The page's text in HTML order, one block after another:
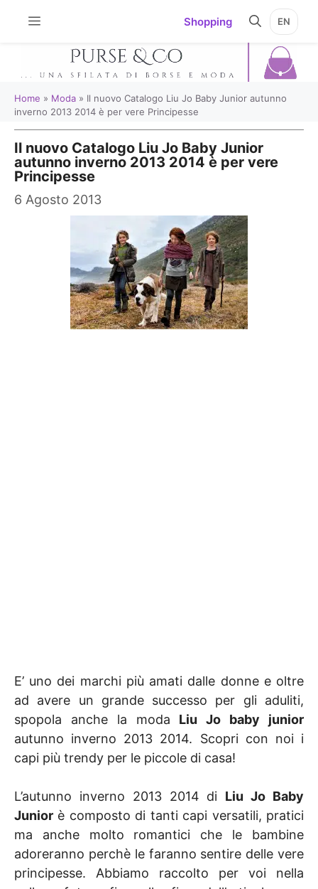
Shopping EN
Home » Moda » Il nuovo Catalogo Liu Jo Baby Junior autunno
inverno 2013 2014 è per vere Principesse
Il nuovo Catalogo Liu Jo Baby Junior
autunno inverno 2013 2014 è per vere
Principesse
6 Agosto 2013
E’ uno dei marchi più amati dalle donne e oltre
ad avere un grande successo per gli aduliti,
spopola anche la moda Liu Jo baby junior
autunno inverno 2013 2014. Scopri con noi i
capi più trendy per le piccole di casa!
L’autunno inverno 2013 2014 di Liu Jo Baby
Junior è composto di tanti capi versatili, pratici
ma anche molto romantici che le bambine
adoreranno perchè le faranno sentire delle vere
principesse. Abbiamo raccolto per voi nella